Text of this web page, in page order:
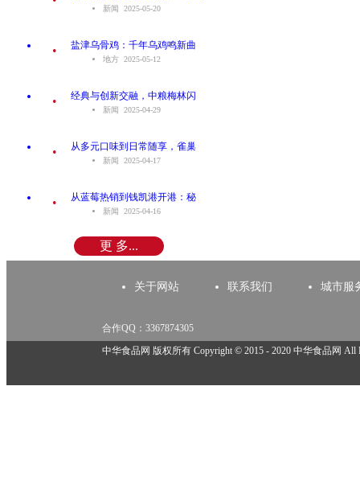
新闻 2025-05-20
. 盐津乌骨鸡：千年乌鸡鸣新曲
地方 2025-05-12
. 经典与创新交融，中粮梅林闪
新闻 2025-04-29
. 从多元口味到日常随享，雀巢
新闻 2025-04-17
. 从蓝莓热销到钱凯港开港：秘
新闻 2025-04-16
更 多...
关于网站 联系我们 城市服
合作QQ：3367874305
举报邮箱：918825737@qq.com
中华食品网 版权所有 Copyright © 2015 - 2020 中华食品网 All